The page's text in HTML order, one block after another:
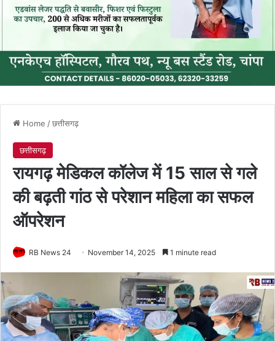
Home /छत्तीसगढ़
छत्तीसगढ़
रायगढ़ मेडिकल कॉलेज में 15 साल से गले
की बढ़ती गांठ से परेशान महिला का सफल
ऑपरेशन
RB News 24 November 14, 2025 1 minute read